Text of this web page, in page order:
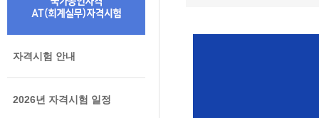
자격시험 안내
2026년 자격시험 일정